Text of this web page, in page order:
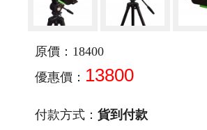
原價：18400
優惠價： 13800
付款方式： 貨到付款